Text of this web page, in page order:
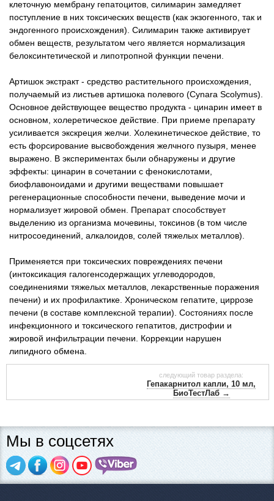
клеточную мембрану гепатоцитов, силимарин замедляет
поступление в них токсических веществ (как экзогенного, так и
эндогенного происхождения). Силимарин также активирует
обмен веществ, результатом чего является нормализация
белоксинтетической и липотропной функции печени.
Артишок экстракт - средство растительного происхождения,
получаемый из листьев артишока полевого (Cynara Scolymus).
Основное действующее вещество продукта - цинарин имеет в
основном, холеретическое действие. При приеме пpeпapaтy
усиливается экскреция желчи. Холекинетическое действие, то
есть форсирование высвобождения желчного пузыря, менее
выражено. В экспериментах были обнаружены и другие
эффекты: цинарин в сочетании с фенокислотами,
биофлавоноидами и другими веществами повышает
регенерационные способности печени, выведение мочи и
нормализует жировой обмен. Препарат способствует
выделению из организма мочевины, токсинов (в том числе
нитросоединений, алкалоидов, солей тяжелых металлов).
Применяется при токсических повреждениях печени
(интоксикация галогенсодержащих углеводородов,
соединениями тяжелых металлов, лекарственные поражения
печени) и их профилактике. Хроническом гепатите, циррозе
печени (в составе комплексной терапии). Состояниях после
инфекционного и токсического гепатитов, дистрофии и
жировой инфильтрации печени. Коррекции нарушен
липидного обмена.
следующий товар раздела:
Гепакарнитол капли, 10 мл,
БиоТестЛаб →
Мы в соцсетях